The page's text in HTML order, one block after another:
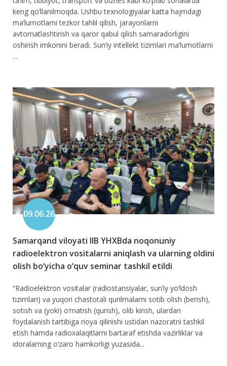
keng qo‘llanilmoqda. Ushbu texnologiyalar katta hajmdagi
ma’lumotlarni tezkor tahlil qilish, jarayonlarni
avtomatlashtirish va qaror qabul qilish samaradorligini
oshirish imkonini beradi. Sun’iy intellekt tizimlari ma’lumotlarni
...
09.06.26
Samarqand viloyati IIB YHXBda noqonuniy
radioelektron vositalarni aniqlash va ularning oldini
olish bo‘yicha o‘quv seminar tashkil etildi
“Radioelektron vositalar (radiostansiyalar, sunʼiy yo‘ldosh
tizimlari) va yuqori chastotali qurilmalarni sotib olish (berish),
sotish va (yoki) o‘rnatish (qurish), olib kirish, ulardan
foydalanish tartibiga rioya qilinishi ustidan nazoratni tashkil
etish hamda radioxalaqitlarni bartaraf etishda vazirliklar va
idoralarning o‘zaro hamkorligi yuzasida...